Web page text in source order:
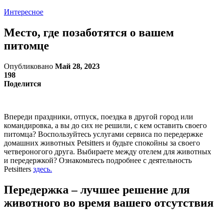
Интересное
Место, где позаботятся о вашем
питомце
Опубликовано Май 28, 2023
198
Поделится
Впереди праздники, отпуск, поездка в другой город или
командировка, а вы до сих не решили, с кем оставить своего
питомца? Воспользуйтесь услугами сервиса по передержке
домашних животных Petsitters и будьте спокойны за своего
четвероногого друга. Выбираете между отелем для животных
и передержкой? Ознакомьтесь подробнее с деятельность
Petsitters здесь.
Передержка – лучшее решение для
животного во время вашего отсутствия